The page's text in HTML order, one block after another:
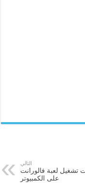
التالي
تشغيل لعبة فالورانت
على الكمبيوتر